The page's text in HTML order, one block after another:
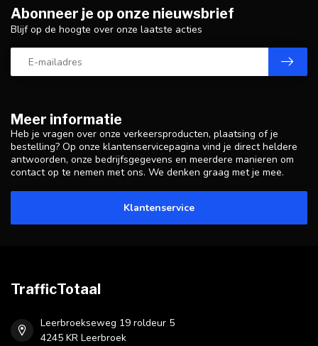
Meer informatie
Heb je vragen over onze verkeersproducten, plaatsing of je
bestelling? Op onze klantenservicepagina vind je direct heldere
antwoorden, onze bedrijfsgegevens en meerdere manieren om
contact op te nemen met ons. We denken graag met je mee.
Klantenservice
Abonneer je op onze nieuwsbrief
Blijf op de hoogte over onze laatste acties
TrafficTotaal
Leerbroekseweg 19 roldeur 5
4245 KR Leerbroek